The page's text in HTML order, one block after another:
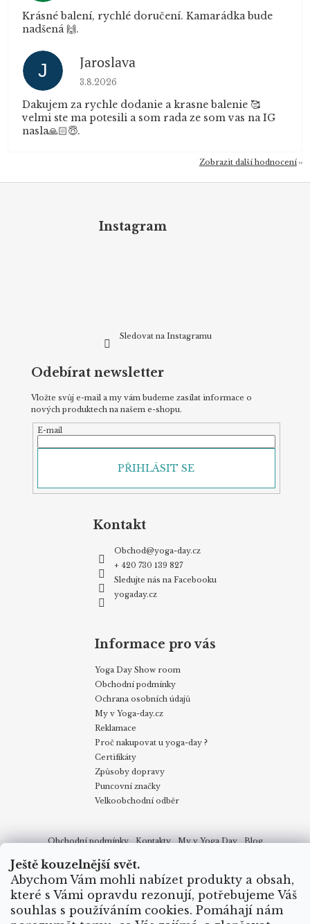
Ještě kouzelnější svět.
Abychom Vám mohli nabízet produkty a obsah,
které s Vámi opravdu rezonují, potřebujeme Váš
souhlas s používáním cookies. Pomáhají nám
Krásné balení, rychlé doručení. Kamarádka bude
nadšená 🙌.
J Jaroslava
Hodnocení obchodu je 5 z 5 hvězdiček.
3.8.2026
Dakujem za rychle dodanie a krasne balenie 🥰
velmi ste ma potesili a som rada ze som vas na IG
nasla🙏🏻😇.
Zobrazit další hodnocení
Instagram
Sledovat na Instagramu
Odebírat newsletter
Vložte svůj e-mail a my vám budeme zasílat informace o
nových produktech na našem e-shopu.
E-mail
PŘIHLÁSIT SE
Kontakt
Obchod@yoga-day.cz
+ 420 730 139 827
Sledujte nás na Facebooku
yogaday.cz
Informace pro vás
Yoga Day Show room
Obchodní podmínky
Ochrana osobních údajů
My v Yoga-day.cz
Reklamace
Proč nakupovat u yoga-day ?
Certifikáty
Způsoby dopravy
Puncovní značky
Velkoobchodní odběr
Obchodní podmínky Kontakty My v Yoga Day
Blog
Způsoby dopravy
Vytvořil Shoptet